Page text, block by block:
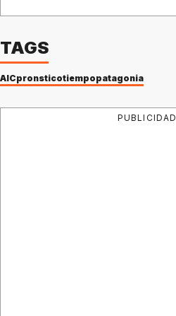
TAGS
AICpronsticotiempopatagonia
PUBLICIDAD